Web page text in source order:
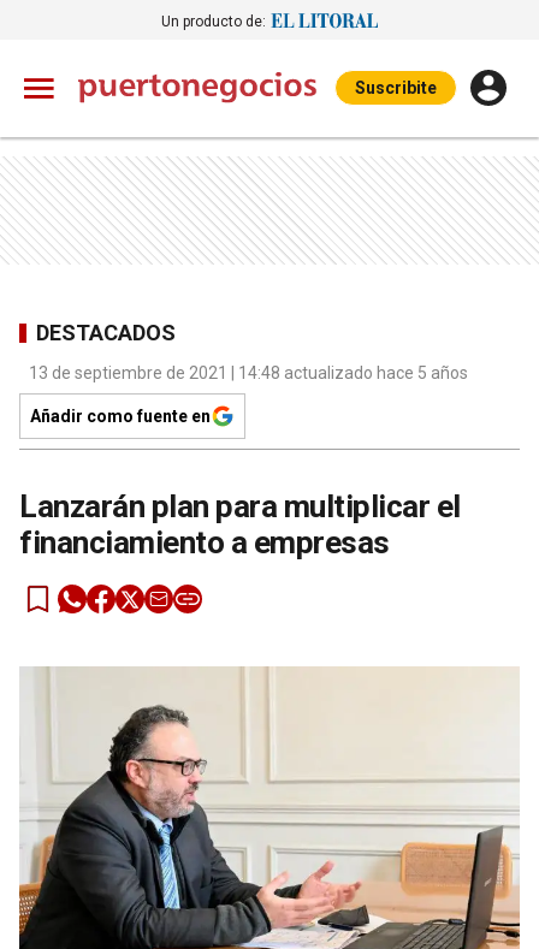
Un producto de:
Suscribite
DESTACADOS
13 de septiembre de 2021 | 14:48 actualizado hace 5 años
Añadir como fuente en
Lanzarán plan para multiplicar el
financiamiento a empresas